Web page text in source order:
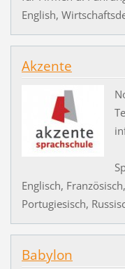
English,
Akzente
Englisch,
Portugiesisch,
Babylon